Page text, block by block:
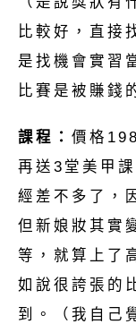
比較好，直接
是找機會實習
比賽是被賺錢
課程： 價格
再送3堂美甲
經差不多了，
但新娘妝其實
等，就算上了
如說很誇張的
到。（我自己